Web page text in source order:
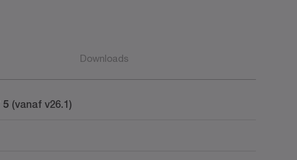
Downloads
5 (vanaf v26.1)